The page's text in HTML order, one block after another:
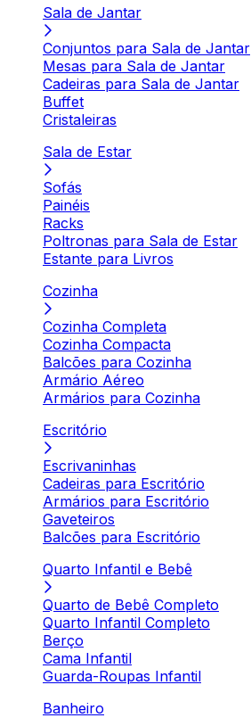
Sala de Jantar
Conjuntos para Sala de Jantar
Mesas para Sala de Jantar
Cadeiras para Sala de Jantar
Buffet
Cristaleiras
Sala de Estar
Sofás
Painéis
Racks
Poltronas para Sala de Estar
Estante para Livros
Cozinha
Cozinha Completa
Cozinha Compacta
Balcões para Cozinha
Armário Aéreo
Armários para Cozinha
Escritório
Escrivaninhas
Cadeiras para Escritório
Armários para Escritório
Gaveteiros
Balcões para Escritório
Quarto Infantil e Bebê
Quarto de Bebê Completo
Quarto Infantil Completo
Berço
Cama Infantil
Guarda-Roupas Infantil
Banheiro